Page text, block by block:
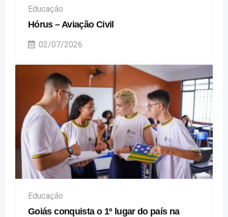
Educação
Hórus – Aviação Civil
02/07/2026
Educação
Goiás conquista o 1º lugar do país na